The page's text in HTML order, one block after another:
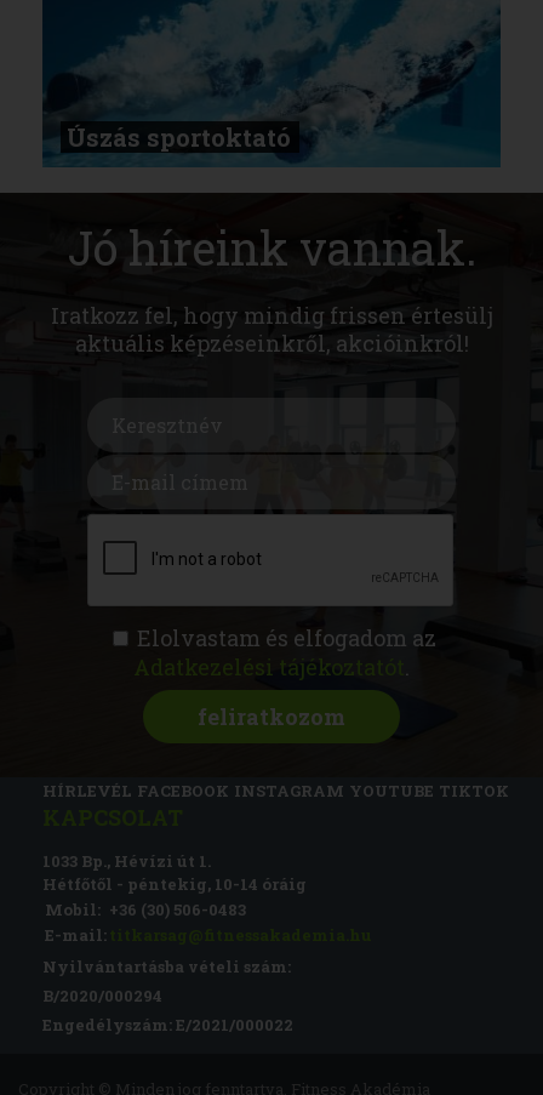
Úszás sportoktató
Jó híreink vannak.
Iratkozz fel, hogy mindig frissen értesülj
aktuális képzéseinkről, akcióinkról!
Elolvastam és elfogadom az
Adatkezelési tájékoztatót .
FITNESS AKADÉMIA
RÓLUNK MAGAZIN
CSATLAKOZZ
HÍRLEVÉL FACEBOOK INSTAGRAM YOUTUBE TIKTOK
1033 Bp., Hévízi út 1.
Hétfőtől - péntekig, 10-14 óráig
Mobil: +36 (30) 506-0483
E-mail:
Nyilvántartásba vételi szám:
B/2020/000294
Engedélyszám: E/2021/000022
Copyright © Minden jog fenntartva. Fitness Akadémia